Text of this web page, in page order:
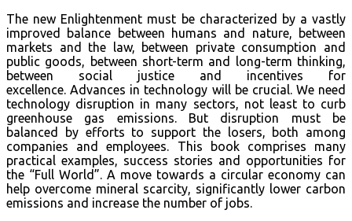
The new Enlightenment must be characterized by a vastly
improved balance between humans and nature, between
markets and the law, between private consumption and
public goods, between short-term and long-term thinking,
between social justice and incentives for
excellence. Advances in technology will be crucial. We need
technology disruption in many sectors, not least to curb
greenhouse gas emissions. But disruption must be
balanced by efforts to support the losers, both among
companies and employees. This book comprises many
practical examples, success stories and opportunities for
the “Full World”. A move towards a circular economy can
help overcome mineral scarcity, significantly lower carbon
emissions and increase the number of jobs.